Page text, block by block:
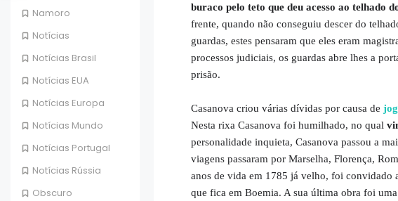
Namoro
Notícias
Notícias Brasil
Notícias EUA
Notícias Europa
Notícias Mundo
Notícias Portugal
Notícias Rússia
Obscuro
buraco pelo teto que deu acesso ao telhado
frente, quando não conseguiu descer do
guardas, estes pensaram que eles eram
processos judiciais, os guardas abre lhes a
prisão.
Casanova criou várias dívidas por causa de
Nesta rixa Casanova foi humilhado, no qual
personalidade inquieta, Casanova passou a
viagens passaram por Marselha, Florença,
anos de vida em 1785 já velho, foi convidado
que fica em Boemia. A sua última obra foi